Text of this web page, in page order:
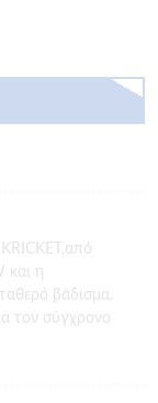
και η
βάδισμα.
τον σύγχρονο